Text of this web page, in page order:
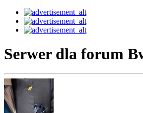
Serwer dla forum